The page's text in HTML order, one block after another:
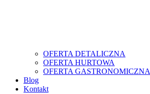
OFERTA DETALICZNA
OFERTA HURTOWA
OFERTA GASTRONOMICZNA
Blog
Kontakt